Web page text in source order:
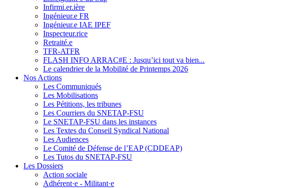
Infirmi.er.ière
Ingénieur.e FR
Ingénieur.e IAE IPEF
Inspecteur.rice
Retraité.e
TFR-ATFR
FLASH INFO ARRAC#E : Jusqu’ici tout va bien...
Le calendrier de la Mobilité de Printemps 2026
Nos Actions
Les Communiqués
Les Mobilisations
Les Pétitions, les tribunes
Les Courriers du SNETAP-FSU
Le SNETAP-FSU dans les instances
Les Textes du Conseil Syndical National
Les Audiences
Le Comité de Défense de l’EAP (CDDEAP)
Les Tutos du SNETAP-FSU
Les Dossiers
Action sociale
Adhérent·e - Militant·e